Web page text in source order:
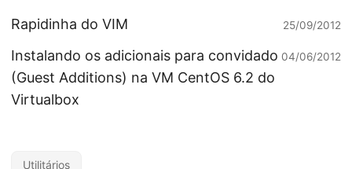
Rapidinha do VIM 25/09/2012
Instalando os adicionais para convidado
(Guest Additions) na VM CentOS 6.2 do
Virtualbox
04/06/2012
Utilitários